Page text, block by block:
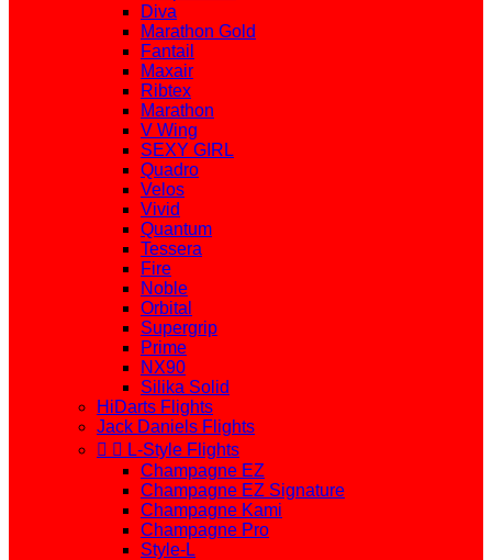
Diva
Marathon Gold
Fantail
Maxair
Ribtex
Marathon
V Wing
SEXY GIRL
Quadro
Velos
Vivid
Quantum
Tessera
Fire
Noble
Orbital
Supergrip
Prime
NX90
Silika Solid
HiDarts Flights
Jack Daniels Flights
  L-Style Flights
Champagne EZ
Champagne EZ Signature
Champagne Kami
Champagne Pro
Style-L